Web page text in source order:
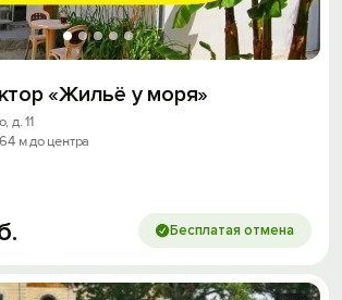
«Жильё у моря»
д. 11
м до центра
Бесплатая отмена